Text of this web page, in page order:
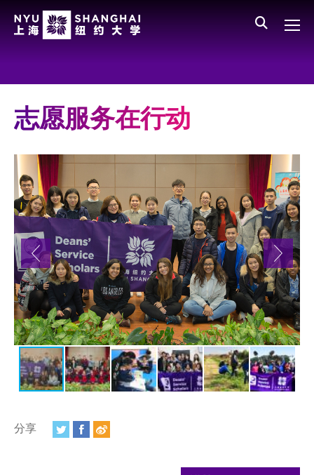
All NYU
学校领导
师资队伍
新闻与媒体报道
人物
聚焦
媒体视点
视频
相册
新闻简报
志愿服务在行动
分享